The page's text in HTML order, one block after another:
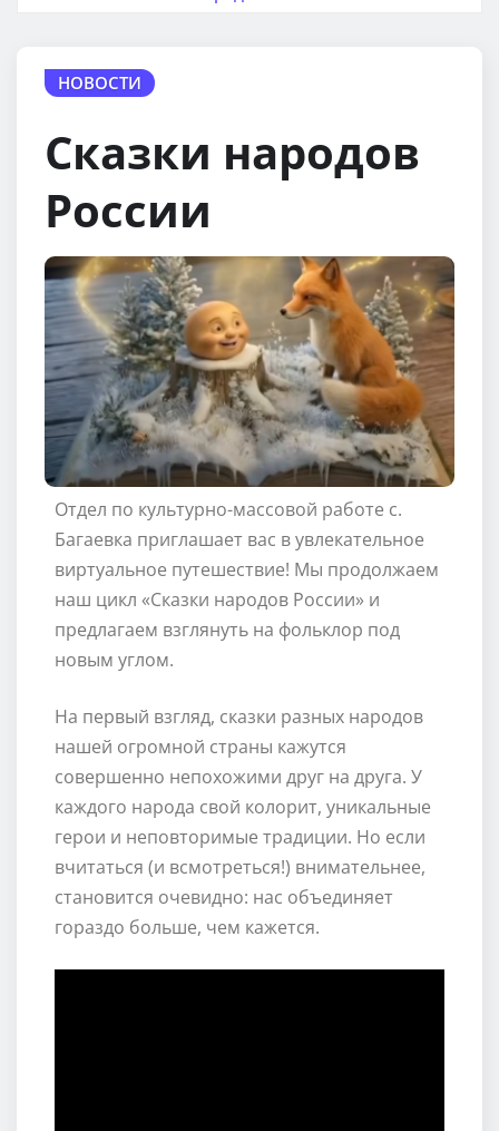
НОВОСТИ
Сказки народов
России
Отдел по культурно-массовой работе с.
Багаевка приглашает вас в увлекательное
виртуальное путешествие! Мы продолжаем
наш цикл «Сказки народов России» и
предлагаем взглянуть на фольклор под
новым углом.
На первый взгляд, сказки разных народов
нашей огромной страны кажутся
совершенно непохожими друг на друга. У
каждого народа свой колорит, уникальные
герои и неповторимые традиции. Но если
вчитаться (и всмотреться!) внимательнее,
становится очевидно: нас объединяет
гораздо больше, чем кажется.